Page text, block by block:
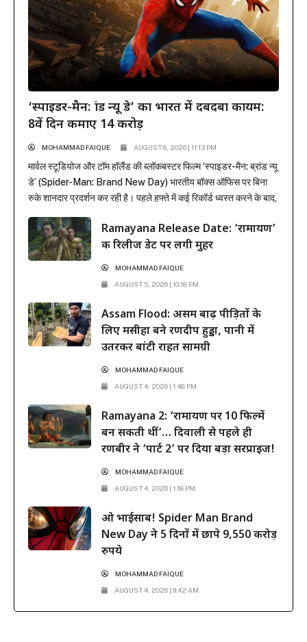
‘स्पाइडर-मैन: ब्रांड न्यू डे’ का भारत में दबदबा कायम:
8वें दिन कमाए 14 करोड़
MOHAMMAD FAIQUE AUGUST 6, 2026 | 11:13 PM
मार्वल स्टूडियोज और टॉम हॉलैंड की ब्लॉकबस्टर फिल्म ‘स्पाइडर-मैन: ब्रांड न्यू
डे’ (Spider-Man: Brand New Day) भारतीय बॉक्स ऑफिस पर बिना
रुके शानदार प्रदर्शन कर रही है। पहले हफ्ते में कई रिकॉर्ड ध्वस्त करने के बाद,
बनाए रखी है। रिलीज के...Ramayana Release Date: ‘रामायण’
की रिलीज डेट पर लगी मुहर
MOHAMMAD FAIQUE
AUGUST 5, 2026 | 10:18 PM
Assam Flood: असम बाढ़ पीड़ितों के
लिए मसीहा बने रणदीप हुड्डा, पानी में
उतरकर बांटी राहत सामग्री
MOHAMMAD FAIQUE
AUGUST 4, 2026 | 1:48 PM
Ramayana 2: ‘रामायण पर 10 फिल्में
बन सकती थीं’… दिवाली से पहले ही
रणबीर ने ‘पार्ट 2’ पर दिया बड़ा सरप्राइज!
MOHAMMAD FAIQUE
AUGUST 4, 2026 | 1:18 PM
ओ भाईसाब! Spider Man Brand
New Day ने 5 दिनों में छापे 9,550 करोड़
रुपये
MOHAMMAD FAIQUE
AUGUST 4, 2026 | 9:42 AM